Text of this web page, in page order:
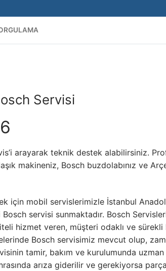
Servisi
arayarak teknik destek alabilirsiniz.
makineniz, Bosch buzdolabınız ve
için mobil servislerimizle İstanbul
servisi sunmaktadır. Bosch
hizmet veren, müşteri odaklı ve
Bosch servisimiz mevcut olup,
tamir, bakım ve kurulumunda
arıza giderilir ve gerekiyorsa